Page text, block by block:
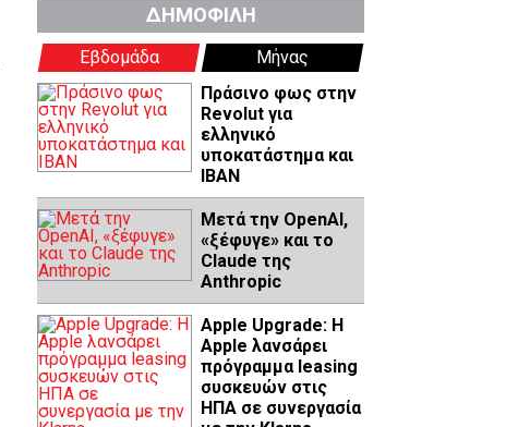
ΔΗΜΟΦΙΛΗ
Εβδομάδα
Μήνας
Πράσινο φως στην
Revolut για
ελληνικό
υποκατάστημα και
IBAN
Μετά την OpenAI,
«ξέφυγε» και το
Claude της
Anthropic
Apple Upgrade: Η
Apple λανσάρει
πρόγραμμα leasing
συσκευών στις
ΗΠΑ σε συνεργασία